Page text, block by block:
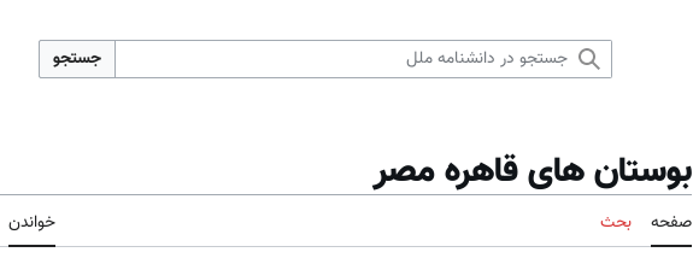
جستجو
بوستان های قاهره مصر
صفحه بحث خواندن